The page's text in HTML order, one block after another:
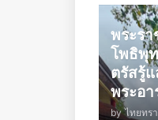
พระร
โพธิพุ
ตรัสรู้
พระอ
by ไทยทร